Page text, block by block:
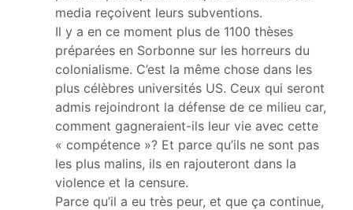
media reçoivent leurs subventions.
Il y a en ce moment plus de 1100 thèses
préparées en Sorbonne sur les horreurs du
colonialisme. C’est la même chose dans les
plus célèbres universités US. Ceux qui seront
admis rejoindront la défense de ce milieu car,
comment gagneraient-ils leur vie avec cette
« compétence »? Et parce qu’ils ne sont pas
les plus malins, ils en rajouteront dans la
violence et la censure.
Parce qu’il a eu très peur, et que ça continue,